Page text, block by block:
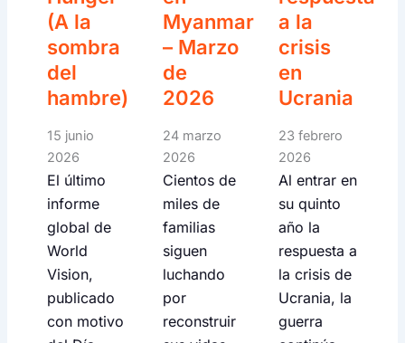
(A la
sombra
del
hambre)
15 junio
2026
El último
informe
global de
World
Vision,
publicado
con motivo
Myanmar
– Marzo
de
2026
24 marzo
2026
Cientos de
miles de
familias
siguen
luchando
por
reconstruir
a la
crisis
en
Ucrania
23 febrero
2026
Al entrar en
su quinto
año la
respuesta a
la crisis de
Ucrania, la
guerra